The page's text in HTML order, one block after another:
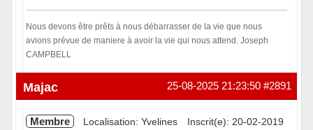
Nous devons être prêts à nous débarrasser de la vie que nous
avions prévue de maniere à avoir la vie qui nous attend. Joseph
CAMPBELL
Hors ligne #2891
25-08-2025 21:23:50
Majac
Membre Localisation: Yvelines
Inscrit(e): 20-02-2019